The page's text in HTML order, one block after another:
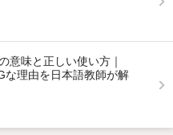
意味と正しい使い方｜
な理由を日本語教師が解